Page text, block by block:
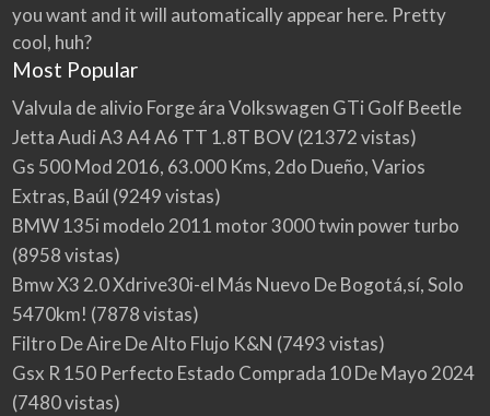
you want and it will automatically appear here. Pretty
cool, huh?
Most Popular
Valvula de alivio Forge ára Volkswagen GTi Golf Beetle
Jetta Audi A3 A4 A6 TT 1.8T BOV(21372 vistas)
Gs 500 Mod 2016, 63.000 Kms, 2do Dueño, Varios
Extras, Baúl (9249 vistas)
BMW 135i modelo 2011 motor 3000 twin power turbo
(8958 vistas)
Bmw X3 2.0 Xdrive30i-el Más Nuevo De Bogotá,sí, Solo
5470km! (7878 vistas)
Filtro De Aire De Alto Flujo K&N (7493 vistas)
Gsx R 150 Perfecto Estado Comprada 10 De Mayo 2024
(7480 vistas)